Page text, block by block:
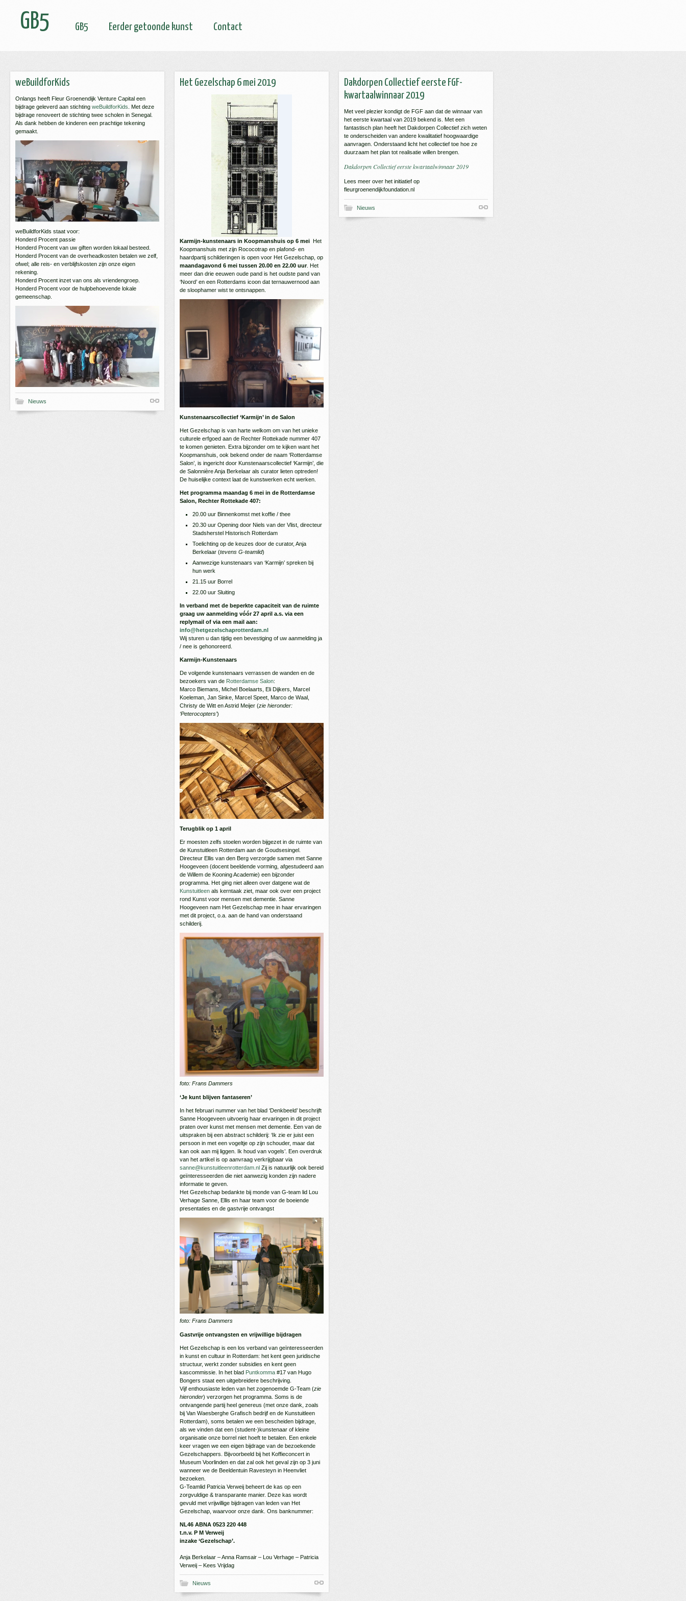
GB5 GB5 Eerder getoonde kunst Contact
weBuildforKids
Onlangs heeft Fleur Groenendijk Venture Capital een
bijdrage geleverd aan stichting weBuildforKids . Met deze
bijdrage renoveert de stichting twee scholen in Senegal.
Als dank hebben de kinderen een prachtige tekening
gemaakt.
weBuildforKids staat voor:
Honderd Procent passie
Honderd Procent van uw giften worden lokaal besteed.
Honderd Procent van de overheadkosten betalen we zelf,
ofwel; alle reis- en verblijfskosten zijn onze eigen
rekening.
Honderd Procent inzet van ons als vriendengroep.
Honderd Procent voor de hulpbehoevende lokale
gemeenschap.
Nieuws
Het Gezelschap 6 mei 2019
Karmijn-kunstenaars in Koopmanshuis op 6 mei Het
Koopmanshuis met zijn Rococotrap en plafond- en
haardpartij schilderingen is open voor Het Gezelschap, op
maandagavond 6 mei tussen 20.00 en 22.00 uur. Het
meer dan drie eeuwen oude pand is het oudste pand van
‘Noord’ en een Rotterdams icoon dat ternauwernood aan
de sloophamer wist te ontsnappen.
Kunstenaarscollectief ‘Karmijn’ in de Salon
Het Gezelschap is van harte welkom om van het unieke
culturele erfgoed aan de Rechter Rottekade nummer 407
te komen genieten. Extra bijzonder om te kijken want het
Koopmanshuis, ook bekend onder de naam ‘Rotterdamse
Salon’, is ingericht door Kunstenaarscollectief ‘Karmijn’, die
de Salonnière Anja Berkelaar als curator lieten optreden!
De huiselijke context laat de kunstwerken echt werken.
Het programma maandag 6 mei in de Rotterdamse
Salon, Rechter Rottekade 407:
20.00 uur Binnenkomst met koffie / thee
20.30 uur Opening door Niels van der Vlist, directeur
Stadsherstel Historisch Rotterdam
Toelichting op de keuzes door de curator, Anja
Berkelaar (tevens G-teamlid)
Aanwezige kunstenaars van ‘Karmijn’ spreken bij
hun werk
21.15 uur Borrel
22.00 uur Sluiting
In verband met de beperkte capaciteit van de ruimte
graag uw aanmelding vóór 27 april a.s. via een
replymail of via een mail aan:
info@hetgezelschaprotterdam.nl
Wij sturen u dan tijdig een bevestiging of uw aanmelding ja
/ nee is gehonoreerd.
Karmijn-Kunstenaars
De volgende kunstenaars verrassen de wanden en de
bezoekers van de Rotterdamse Salon:
Marco Biemans, Michel Boelaarts, Eli Dijkers, Marcel
Koeleman, Jan Sinke, Marcel Speet, Marco de Waal,
Christy de Witt en Astrid Meijer (zie hieronder:
‘Peterocopters’)
Terugblik op 1 april
Er moesten zelfs stoelen worden bijgezet in de ruimte van
de Kunstuitleen Rotterdam aan de Goudsesingel.
Directeur Ellis van den Berg verzorgde samen met Sanne
Hoogeveen (docent beeldende vorming, afgestudeerd aan
de Willem de Kooning Academie) een bijzonder
programma. Het ging niet alleen over datgene wat de
Kunstuitleen als kerntaak ziet, maar ook over een project
rond Kunst voor mensen met dementie. Sanne
Hoogeveen nam Het Gezelschap mee in haar ervaringen
met dit project, o.a. aan de hand van onderstaand
schilderij.
foto: Frans Dammers
‘Je kunt blijven fantaseren’
In het februari nummer van het blad ‘Denkbeeld’ beschrijft
Sanne Hoogeveen uitvoerig haar ervaringen in dit project
praten over kunst met mensen met dementie. Een van de
uitspraken bij een abstract schilderij: ‘Ik zie er juist een
persoon in met een vogeltje op zijn schouder, maar dat
kan ook aan mij liggen. Ik houd van vogels’. Een overdruk
van het artikel is op aanvraag verkrijgbaar via
sanne@kunstuitleenrotterdam.nl Zij is natuurlijk ook bereid
geïnteresseerden die niet aanwezig konden zijn nadere
informatie te geven.
Het Gezelschap bedankte bij monde van G-team lid Lou
Verhage Sanne, Ellis en haar team voor de boeiende
presentaties en de gastvrije ontvangst
foto: Frans Dammers
Gastvrije ontvangsten en vrijwillige bijdragen
Het Gezelschap is een los verband van geïnteresseerden
in kunst en cultuur in Rotterdam: het kent geen juridische
structuur, werkt zonder subsidies en kent geen
kascommissie. In het blad Puntkomma #17 van Hugo
Bongers staat een uitgebreidere beschrijving.
Vijf enthousiaste leden van het zogenoemde G-Team (zie
hieronder) verzorgen het programma. Soms is de
ontvangende partij heel genereus (met onze dank, zoals
bij Van Waesberghe Grafisch bedrijf en de Kunstuitleen
Rotterdam), soms betalen we een bescheiden bijdrage,
als we vinden dat een (student-)kunstenaar of kleine
organisatie onze borrel niet hoeft te betalen. Een enkele
keer vragen we een eigen bijdrage van de bezoekende
Gezelschappers. Bijvoorbeeld bij het Koffieconcert in
Museum Voorlinden en dat zal ook het geval zijn op 3 juni
wanneer we de Beeldentuin Ravesteyn in Heenvliet
bezoeken.
G-Teamlid Patricia Verweij beheert de kas op een
zorgvuldige & transparante manier. Deze kas wordt
gevuld met vrijwillige bijdragen van leden van Het
Gezelschap, waarvoor onze dank. Ons banknummer:
NL46 ABNA 0523 220 448
t.n.v. P M Verweij
inzake ‘Gezelschap’.
Anja Berkelaar – Anna Ramsair – Lou Verhage – Patricia
Verweij – Kees Vrijdag
Nieuws
Dakdorpen Collectief eerste FGF-
kwartaalwinnaar 2019
Met veel plezier kondigt de FGF aan dat de winnaar van
het eerste kwartaal van 2019 bekend is. Met een
fantastisch plan heeft het Dakdorpen Collectief zich weten
te onderscheiden van andere kwalitatief hoogwaardige
aanvragen. Onderstaand licht het collectief toe hoe ze
duurzaam het plan tot realisatie willen brengen.
Dakdorpen Collectief eerste kwartaalwinnaar 2019
Lees meer over het initiatief op
fleurgroenendijkfoundation.nl
Nieuws